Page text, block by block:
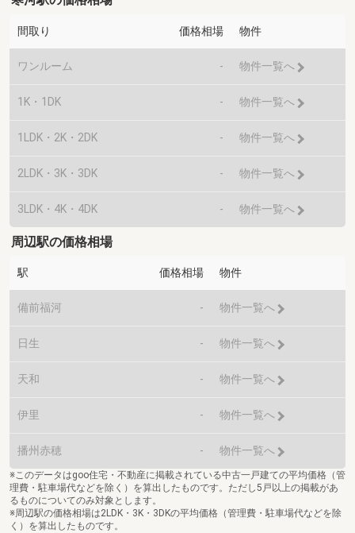
間取り 価格相場 物件
ワンルーム - 物件一覧へ
1K・1DK - 物件一覧へ
1LDK・2K・2DK - 物件一覧へ
2LDK・3K・3DK - 物件一覧へ
3LDK・4K・4DK - 物件一覧へ
周辺駅の価格相場
駅 価格相場 物件
備前福河 - 物件一覧へ
日生 - 物件一覧へ
天和 - 物件一覧へ
伊里 - 物件一覧へ
播州赤穂 - 物件一覧へ
※このデータはgoo住宅・不動産に掲載されている中古一戸建ての平均価格（管
理費・駐車場代などを除く）を算出したものです。ただし5戸以上の掲載があ
るものについてのみ対象とします。
※周辺駅の価格相場は2LDK・3K・3DKの平均価格（管理費・駐車場代などを除
く）を算出したものです。